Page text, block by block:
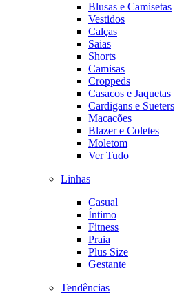
Blusas e Camisetas
Vestidos
Calças
Saias
Shorts
Camisas
Croppeds
Casacos e Jaquetas
Cardigans e Sueters
Macacões
Blazer e Coletes
Moletom
Ver Tudo
Linhas
Casual
Íntimo
Fitness
Praia
Plus Size
Gestante
Tendências